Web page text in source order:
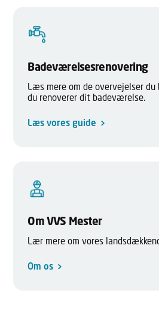
Badeværelsesrenovering
Læs mere om de overvejelser du
du renoverer dit badeværelse.
Læs vores guide
Om VVS Mester
Lær mere om vores
Om os